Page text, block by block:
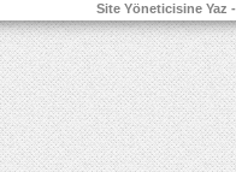
Site Yöneticisine Yaz